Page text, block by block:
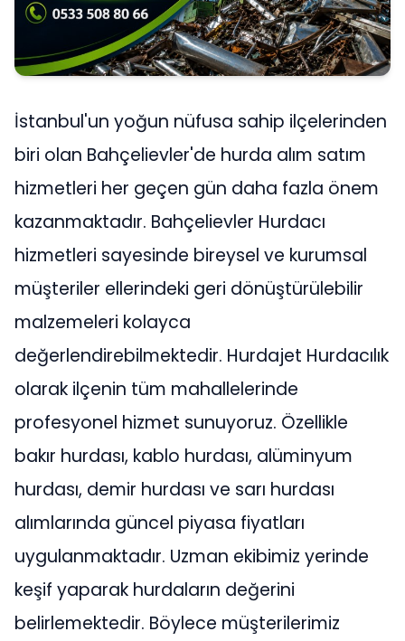
İstanbul'un yoğun nüfusa sahip ilçelerinden
biri olan Bahçelievler'de hurda alım satım
hizmetleri her geçen gün daha fazla önem
kazanmaktadır. Bahçelievler Hurdacı
hizmetleri sayesinde bireysel ve kurumsal
müşteriler ellerindeki geri dönüştürülebilir
malzemeleri kolayca
değerlendirebilmektedir. Hurdajet Hurdacılık
olarak ilçenin tüm mahallelerinde
profesyonel hizmet sunuyoruz. Özellikle
bakır hurdası, kablo hurdası, alüminyum
hurdası, demir hurdası ve sarı hurdası
alımlarında güncel piyasa fiyatları
uygulanmaktadır. Uzman ekibimiz yerinde
keşif yaparak hurdaların değerini
belirlemektedir. Böylece müşterilerimiz